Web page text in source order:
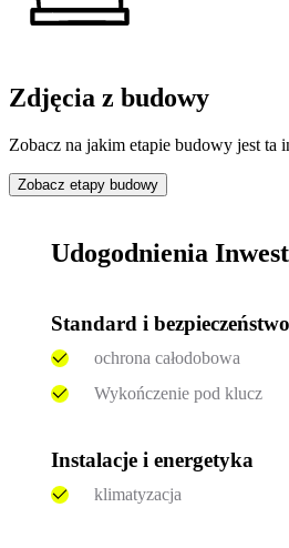
Zdjęcia z budowy
Zobacz na jakim etapie budowy jest ta
Zobacz etapy budowy
Udogodnienia
Standard i bezpieczeństwo
ochrona całodobowa
Wykończenie pod klucz
Instalacje i energetyka
klimatyzacja